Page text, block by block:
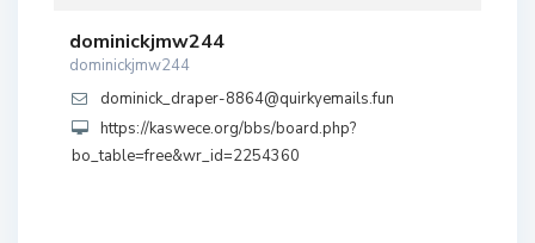
dominickjmw244
dominickjmw244
dominick_draper-8864@quirkyemails.fun
https://kaswece.org/bbs/board.php?
bo_table=free&wr_id=2254360